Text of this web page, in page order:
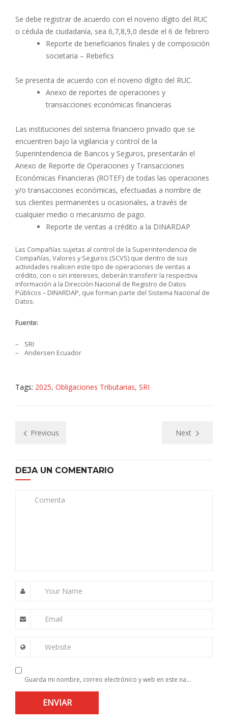
Se debe registrar de acuerdo con el noveno dígito del RUC
o cédula de ciudadanía, sea 6,7,8,9,0 desde el 6 de febrero
Reporte de beneficiarios finales y de composición
societaria – Rebefics
Se presenta de acuerdo con el noveno dígito del RUC.
Anexo de reportes de operaciones y
transacciones económicas financieras
Las instituciones del sistema financiero privado que se
encuentren bajo la vigilancia y control de la
Superintendencia de Bancos y Seguros, presentarán el
Anexo de Reporte de Operaciones y Transacciones
Económicas Financieras (ROTEF) de todas las operaciones
y/o transacciones económicas, efectuadas a nombre de
sus clientes permanentes u ocasionales, a través de
cualquier medio o mecanismo de pago.
Reporte de ventas a crédito a la DINARDAP
Las Compañías sujetas al control de la Superintendencia de
Compañías, Valores y Seguros (SCVS) que dentro de sus
actividades realicen este tipo de operaciones de ventas a
crédito, con o sin intereses, deberán transferir la respectiva
información a la Dirección Nacional de Registro de Datos
Públicos – DINARDAP, que forman parte del Sistema Nacional de
Datos.
Fuente:
– SRI
– Andersen Ecuador
Tags: 2025, Obligaciones Tributarias, SRI
Previous Next
DEJA UN COMENTARIO
Comenta
Your Name
Email
Website
Guarda mi nombre, correo electrónico y web en este navegador para la próxima vez que comente.